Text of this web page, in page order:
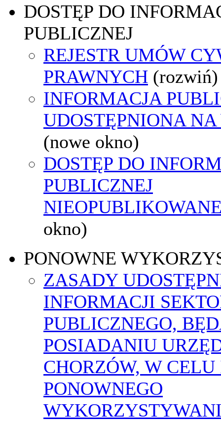
DOSTĘP DO
PUBLICZNEJ
REJESTR UMÓW
PRAWNYCH (rozwiń)
INFORMACJA
UDOSTĘPNIONA
(nowe okno)
DOSTĘP DO
PUBLICZNEJ
okno)
PONOWNE
ZASADY
INFORMACJI
PUBLICZNEGO,
POSIADANIU
CHORZÓW, W
PONOWNEGO